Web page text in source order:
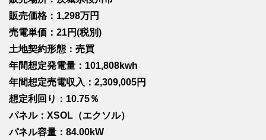
販売価格：1,298万円
売電単価：21円(税別)
土地契約形態：売買
年間想定発電量：101,808kwh
年間想定売電収入：2,309,005円
想定利回り：10.75％
パネル：XSOL（エクソル）
パネル容量：84.00kW